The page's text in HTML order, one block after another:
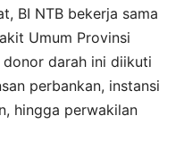
BI NTB bekerja sama
Umum Provinsi
donor darah ini diikuti
perbankan, instansi
hingga perwakilan